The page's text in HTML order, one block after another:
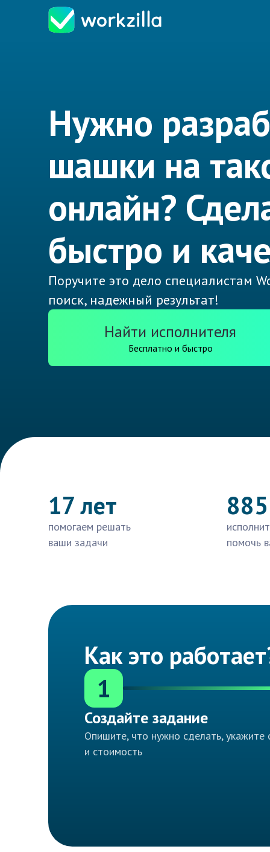
Нужно
шашки на
онлайн?
быстро и
Поручите это дело специалистам
поиск, надежный результат!
Найти исполнителя
Бесплатно и быстро
17 лет
помогаем решать
ваши задачи
помочь
Как это
1
Создайте задание
Опишите, что нужно сделать, укажите
и стоимость